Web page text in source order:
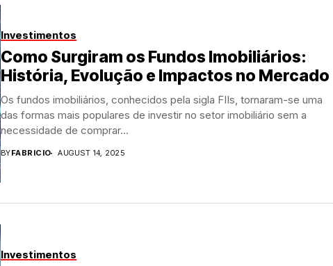
Investimentos
Como Surgiram os Fundos Imobiliários:
História, Evolução e Impactos no Mercado
Os fundos imobiliários, conhecidos pela sigla FIIs, tornaram-se uma
das formas mais populares de investir no setor imobiliário sem a
necessidade de comprar...
BYFABRICIO AUGUST 14, 2025
Investimentos